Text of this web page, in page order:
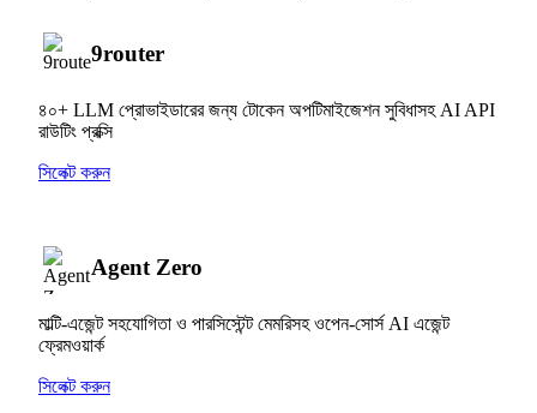
9router
৪০+ LLM প্রোভাইডারের জন্য টোকেন অপটিমাইজেশন সুবিধাসহ AI API
রাউটিং প্রক্সি
সিলেক্ট করুন
Agent Zero
মাল্টি-এজেন্ট সহযোগিতা ও পারসিস্টেন্ট মেমরিসহ ওপেন-সোর্স AI এজেন্ট
ফ্রেমওয়ার্ক
সিলেক্ট করুন